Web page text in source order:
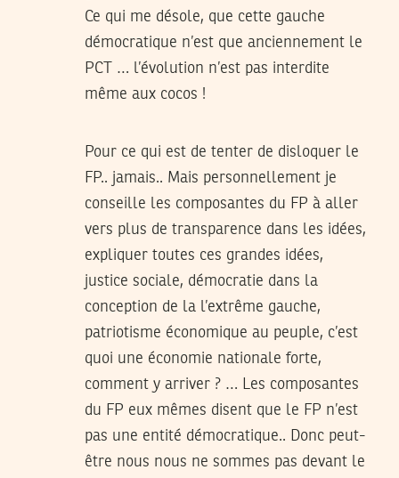
Ce qui me désole, que cette gauche
démocratique n’est que anciennement le
PCT … l’évolution n’est pas interdite
même aux cocos !
Pour ce qui est de tenter de disloquer le
FP.. jamais.. Mais personnellement je
conseille les composantes du FP à aller
vers plus de transparence dans les idées,
expliquer toutes ces grandes idées,
justice sociale, démocratie dans la
conception de la l’extrême gauche,
patriotisme économique au peuple, c’est
quoi une économie nationale forte,
comment y arriver ? … Les composantes
du FP eux mêmes disent que le FP n’est
pas une entité démocratique.. Donc peut-
être nous nous ne sommes pas devant le